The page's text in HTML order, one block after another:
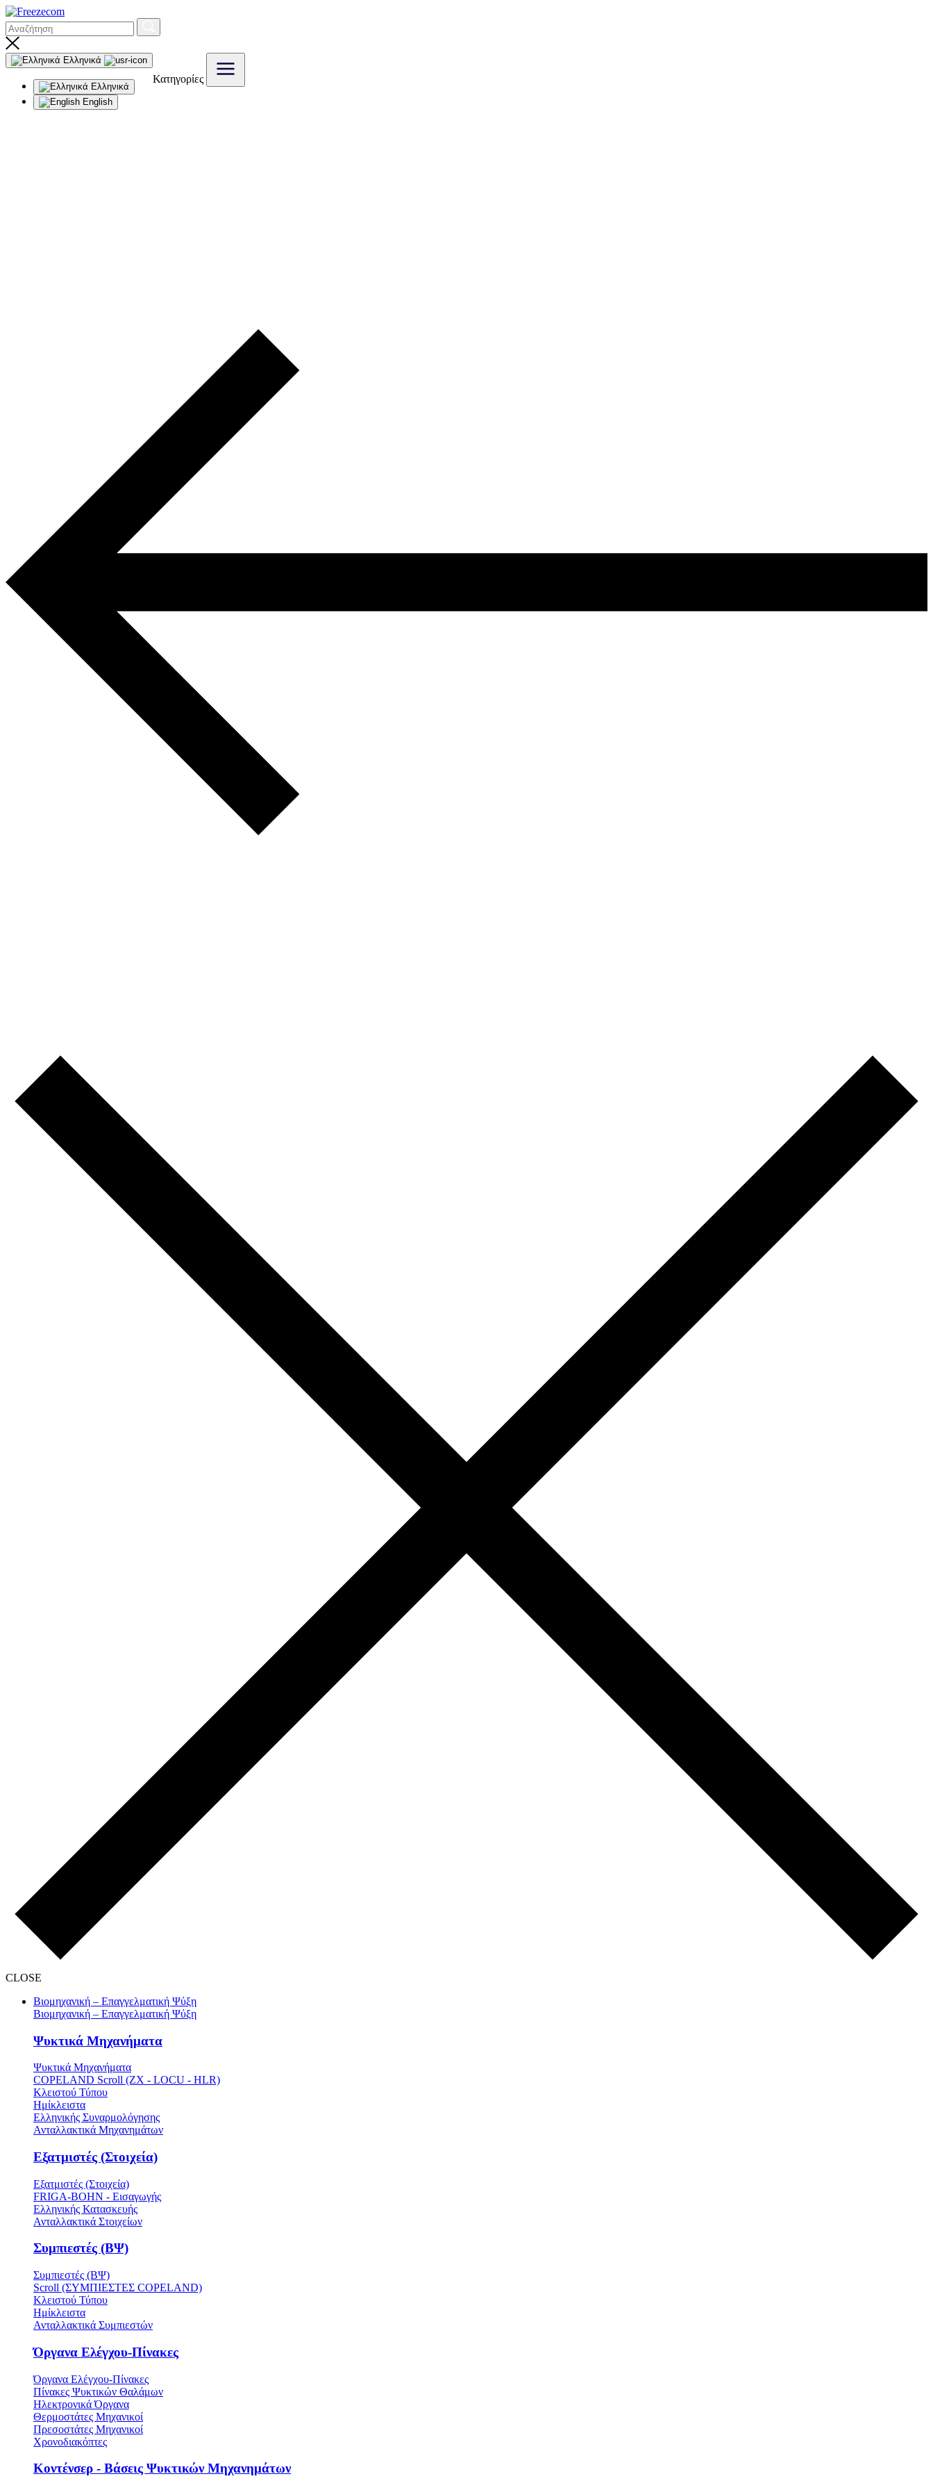
Ελληνικά
Ελληνικά
English
Κατηγορίες
CLOSE
Βιομηχανική – Επαγγελματική Ψύξη
Βιομηχανική – Επαγγελματική Ψύξη
Ψυκτικά Μηχανήματα
Ψυκτικά Μηχανήματα
COPELAND Scroll (ZX - LOCU - HLR)
Κλειστού Τύπου
Ημίκλειστα
Ελληνικής Συναρμολόγησης
Ανταλλακτικά Μηχανημάτων
Εξατμιστές (Στοιχεία)
Εξατμιστές (Στοιχεία)
FRIGA-BOHN - Εισαγωγής
Ελληνικής Κατασκευής
Ανταλλακτικά Στοιχείων
Συμπιεστές (ΒΨ)
Συμπιεστές (ΒΨ)
Scroll (ΣΥΜΠΙΕΣΤΕΣ COPELAND)
Κλειστού Τύπου
Ημίκλειστα
Ανταλλακτικά Συμπιεστών
Όργανα Ελέγχου-Πίνακες
Όργανα Ελέγχου-Πίνακες
Πίνακες Ψυκτικών Θαλάμων
Ηλεκτρονικά Όργανα
Θερμοστάτες Μηχανικοί
Πρεσοστάτες Μηχανικοί
Χρονοδιακόπτες
Κοντένσερ - Βάσεις Ψυκτικών Μηχανημάτων